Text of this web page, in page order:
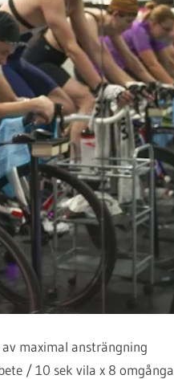
maximal ansträngning
/ 10 sek vila x 8